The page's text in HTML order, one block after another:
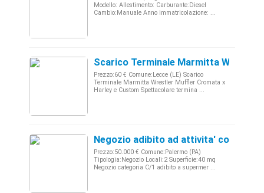
Modello: Allestimento: Carburante:Diesel
Cambio:Manuale Anno immatricolazione: ...
Scarico Terminale Marmitta
Prezzo:60 € Comune:Lecce (LE) Scarico
Terminale Marmitta Wrestler Muffler Cromata x
Harley e Custom Spettacolare termina ...
Negozio adibito ad attivita'
Prezzo:50.000 € Comune:Palermo (PA)
Tipologia:Negozio Locali:2 Superficie:40 mq
Negozio categoria C/1 adibito a supermer ...